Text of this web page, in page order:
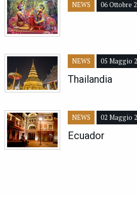
NEWS 06 Ottobre
NEWS 05 Maggio
Thailandia
NEWS 02 Maggio
Ecuador